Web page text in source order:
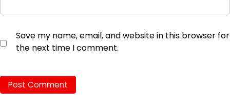
Save my name, email, and website in this browser for
the next time I comment.